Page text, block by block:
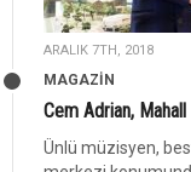
ARALIK 7TH, 2018
MAGAZİN
Cem Adrian,
Ünlü müzisyen,